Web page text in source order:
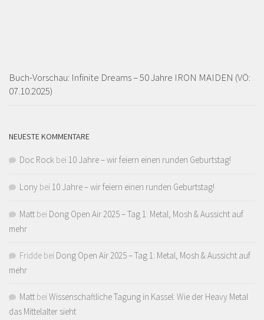
Buch-Vorschau: Infinite Dreams – 50 Jahre IRON MAIDEN (VÖ:
07.10.2025)
NEUESTE KOMMENTARE
Doc Rock bei 10 Jahre – wir feiern einen runden Geburtstag!
Lony bei 10 Jahre – wir feiern einen runden Geburtstag!
Matt bei Dong Open Air 2025 – Tag 1: Metal, Mosh & Aussicht auf
mehr
Fridde bei Dong Open Air 2025 – Tag 1: Metal, Mosh & Aussicht auf
mehr
Matt bei Wissenschaftliche Tagung in Kassel: Wie der Heavy Metal
das Mittelalter sieht